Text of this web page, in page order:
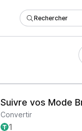
Rechercher
Suivre vos Mode
Convertir